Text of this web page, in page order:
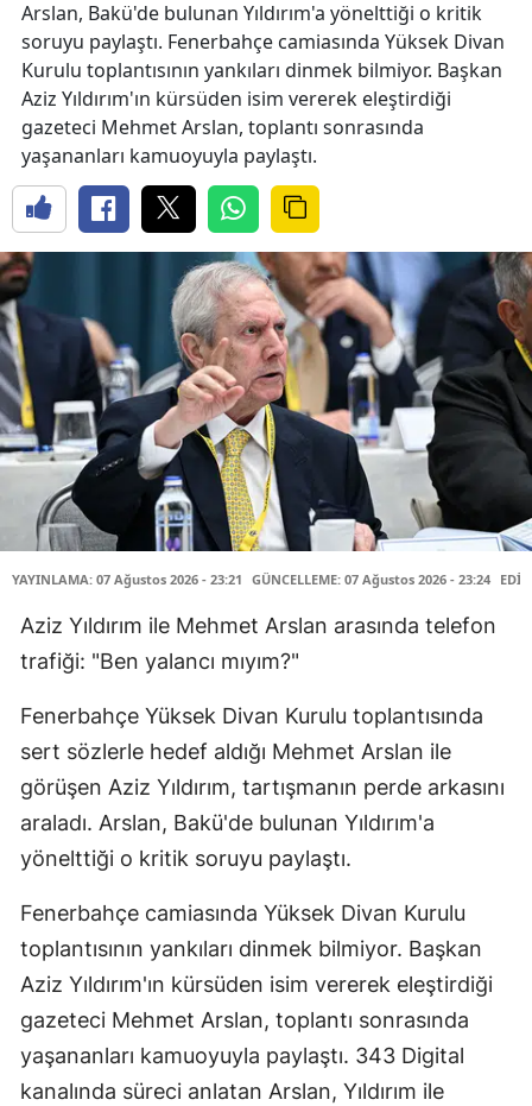
Arslan, Bakü'de bulunan Yıldırım'a yönelttiği o kritik
soruyu paylaştı. Fenerbahçe camiasında Yüksek Divan
Kurulu toplantısının yankıları dinmek bilmiyor. Başkan
Aziz Yıldırım'ın kürsüden isim vererek eleştirdiği
gazeteci Mehmet Arslan, toplantı sonrasında
yaşananları kamuoyuyla paylaştı.
YAYINLAMA: 07 Ağustos 2026 - 23:21 GÜNCELLEME: 07 Ağustos 2026 - 23:24
Aziz Yıldırım ile Mehmet Arslan arasında telefon
trafiği: "Ben yalancı mıyım?"
Fenerbahçe Yüksek Divan Kurulu toplantısında
sert sözlerle hedef aldığı Mehmet Arslan ile
görüşen Aziz Yıldırım, tartışmanın perde arkasını
araladı. Arslan, Bakü'de bulunan Yıldırım'a
yönelttiği o kritik soruyu paylaştı.
Fenerbahçe camiasında Yüksek Divan Kurulu
toplantısının yankıları dinmek bilmiyor. Başkan
Aziz Yıldırım'ın kürsüden isim vererek eleştirdiği
gazeteci Mehmet Arslan, toplantı sonrasında
yaşananları kamuoyuyla paylaştı. 343 Digital
kanalında süreci anlatan Arslan, Yıldırım ile